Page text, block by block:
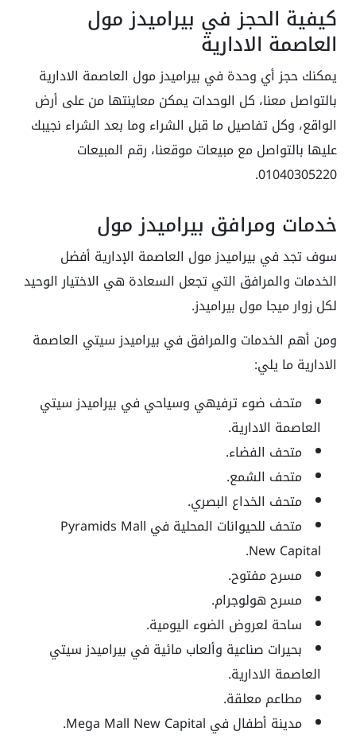
كيفية الحجز في بيراميدز مول
العاصمة الادارية
يمكنك حجز أي وحدة في بيراميدز مول العاصمة الادارية
بالتواصل معنا، كل الوحدات يمكن معاينتها من على أرض
الواقع، وكل تفاصيل ما قبل الشراء وما بعد الشراء نجيبك
عليها بالتواصل مع مبيعات موقعنا، رقم المبيعات
01040305220.
خدمات ومرافق بيراميدز مول
سوف تجد في بيراميدز مول العاصمة الإدارية أفضل
الخدمات والمرافق التي تجعل السعادة هي الاختيار الوحيد
لكل زوار ميجا مول بيراميدز.
ومن أهم الخدمات والمرافق في بيراميدز سيتي العاصمة
الادارية ما يلي:
متحف ضوء ترفيهي وسياحي في بيراميدز سيتي
العاصمة الادارية.
متحف الفضاء.
متحف الشمع.
متحف الخداع البصري.
متحف للحيوانات المحلية في Pyramids Mall
New Capital.
مسرح مفتوح.
مسرح هولوجرام.
ساحة لعروض الضوء اليومية.
بحيرات صناعية وألعاب مائية في بيراميدز سيتي
العاصمة الادارية.
مطاعم معلقة.
مدينة أطفال في Mega Mall New Capital.